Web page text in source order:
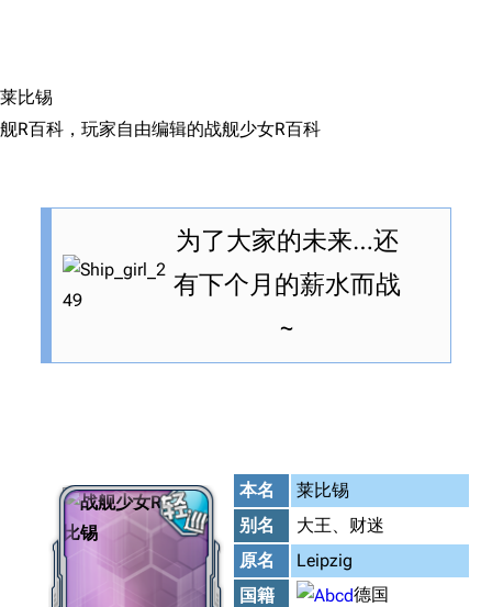
莱比锡
舰R百科，玩家自由编辑的战舰少女R百科
为了大家的未来…还
有下个月的薪水而战
~
本名
莱比锡
别名
大王、财迷
原名
Leipzig
国籍
德国